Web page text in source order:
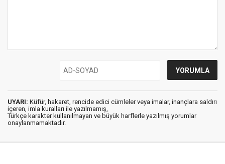
UYARI: Küfür, hakaret, rencide edici cümleler veya imalar, inançlara saldırı
içeren, imla kuralları ile yazılmamış,
Türkçe karakter kullanılmayan ve büyük harflerle yazılmış yorumlar
onaylanmamaktadır.